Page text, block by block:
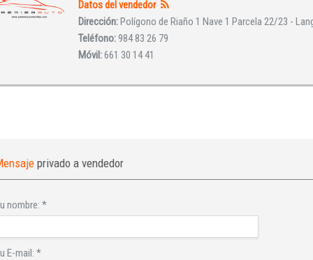
¿Ha olvidado la contraseña?
Datos del vendedor
Dirección:Polígono de Riaño 1 Nave 1 Parcela 22/23 -
Teléfono:984 83 26 79
Móvil:661 30 14 41
privado a vendedor
nombre: *
E-mail: *